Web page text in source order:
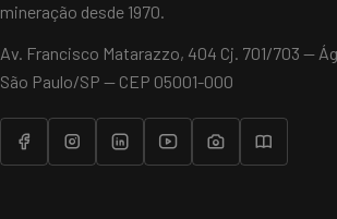
mineração desde 1970.
Av. Francisco Matarazzo, 404 Cj. 701/703 —
São Paulo/SP — CEP 05001-000